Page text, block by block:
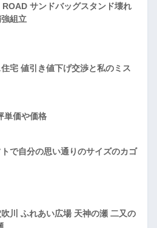
ROAD サンドバッグスタンド壊れ
組立
宅 値引き値下げ交渉と私のミス
単価や価格
で自分の思い通りのサイズのカゴ
川 ふれあい広場 天神の瀬 二又の